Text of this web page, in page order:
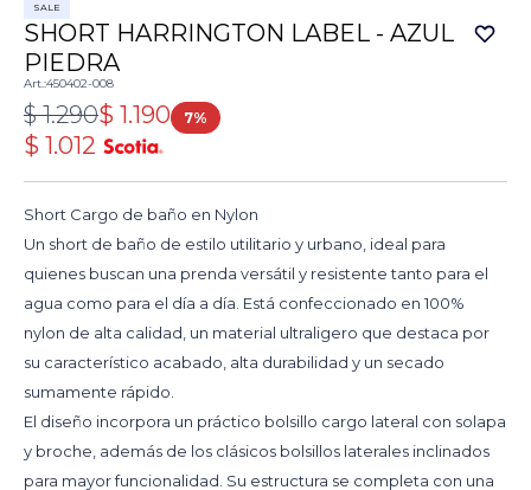
SALE
SHORT HARRINGTON LABEL - AZUL
PIEDRA
450402-008
$ 1.190
$ 1.290 7
$ 1.012
Short Cargo de baño en Nylon
Un short de baño de estilo utilitario y urbano, ideal para
quienes buscan una prenda versátil y resistente tanto para el
agua como para el día a día. Está confeccionado en 100%
nylon de alta calidad, un material ultraligero que destaca por
su característico acabado, alta durabilidad y un secado
sumamente rápido.
El diseño incorpora un práctico bolsillo cargo lateral con solapa
y broche, además de los clásicos bolsillos laterales inclinados
para mayor funcionalidad. Su estructura se completa con una